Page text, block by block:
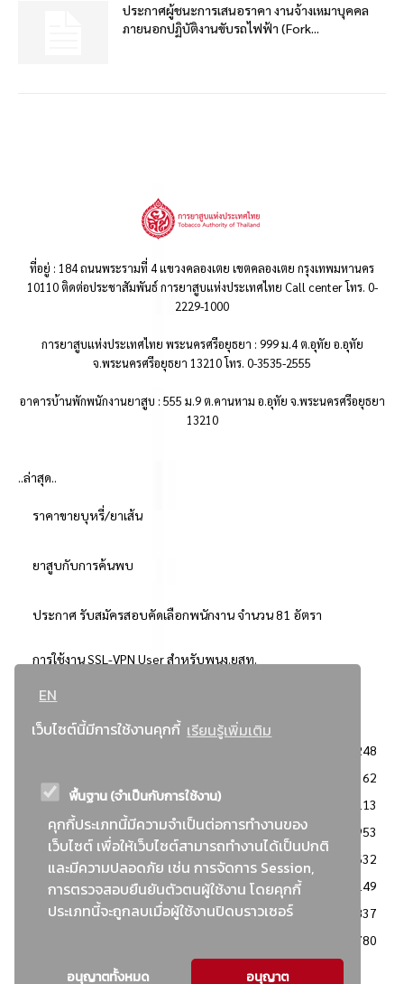
EN
เว็บไซต์นี้มีการใช้งานคุกกี้ เรียนรู้เพิ่มเติม
พื้นฐาน (จำเป็นกับการใช้งาน)
คุกกี้ประเภทนี้มีความจำเป็นต่อการทำงานของ
เว็บไซต์ เพื่อให้เว็บไซต์สามารถทำงานได้เป็นปกติ
และมีความปลอดภัย เช่น การจัดการ Session,
การตรวจสอบยืนยันตัวตนผู้ใช้งาน โดยคุกกี้
ประเภทนี้จะถูกลบเมื่อผู้ใช้งานปิดบราวเซอร์
อนุญาตทั้งหมด อนุญาต
ประกาศผู้ชนะการเสนอราคา งานจ้างเหมาบุคคล
ภายนอกปฏิบัติงานขับรถไฟฟ้า (Fork...
ที่อยู่ : 184 ถนนพระรามที่ 4 แขวงคลองเตย เขตคลองเตย กรุงเทพมหานคร
10110 ติดต่อประชาสัมพันธ์ การยาสูบแห่งประเทศไทย Call center โทร. 0-
2229-1000
การยาสูบแห่งประเทศไทย พระนครศรีอยุธยา : 999 ม.4 ต.อุทัย อ.อุทัย
จ.พระนครศรีอยุธยา 13210 โทร. 0-3535-2555
อาคารบ้านพักพนักงานยาสูบ : 555 ม.9 ต.คานหาม อ.อุทัย จ.พระนครศรีอยุธยา
13210
..ล่าสุด..
ราคาขายบุหรี่/ยาเส้น
ยาสูบกับการค้นพบ
ประกาศ รับสมัครสอบคัดเลือกพนักงาน จำนวน 81 อัตรา
การใช้งาน SSL-VPN User สำหรับพนง.ยสท.
..ยอดนิยม..
3248
2362
: วิธีเฉพาะเจาะจง
2113
ข่าวสาร/ประกาศ
1953
: เอกสารส่งเสริมความโปร่งใสในการจัดซื้อจัดจ้าง
1632
ข่าวสารจัดซื้อจัดจ้าง
1149
: แผนการจัดซื้อจัดจ้าง
837
780